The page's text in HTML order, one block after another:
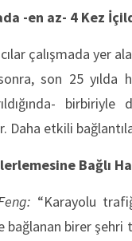
-en az- 4 Kez
çalışmada yer
son 25 yılda
Daha etkili
Bağlı
“Karayolu
bağlanan birer şehri